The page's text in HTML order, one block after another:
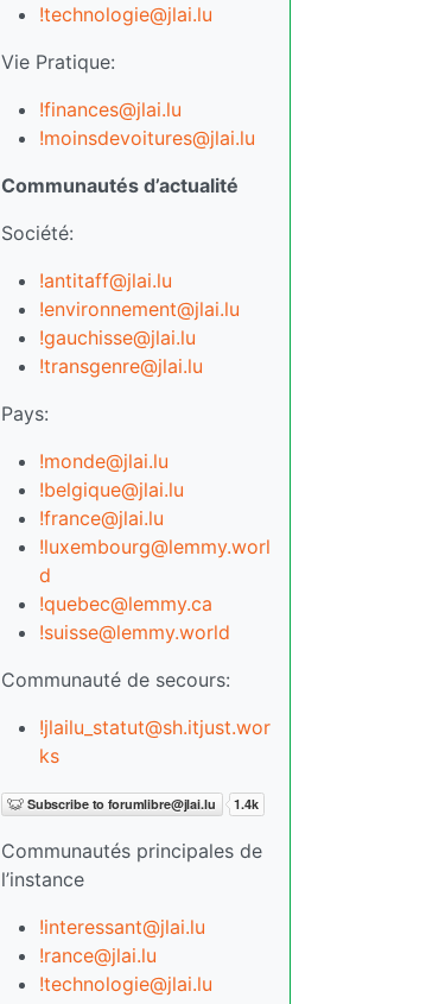
!technologie@jlai.lu
Vie Pratique:
!finances@jlai.lu
!moinsdevoitures@jlai.lu
Communautés d’actualité
Société:
!antitaff@jlai.lu
!environnement@jlai.lu
!gauchisse@jlai.lu
!transgenre@jlai.lu
Pays:
!monde@jlai.lu
!belgique@jlai.lu
!france@jlai.lu
!luxembourg@lemmy.worl
d
!quebec@lemmy.ca
!suisse@lemmy.world
Communauté de secours:
!jlailu_statut@sh.itjust.wor
ks
Communautés principales de
l’instance
!interessant@jlai.lu
!rance@jlai.lu
!technologie@jlai.lu